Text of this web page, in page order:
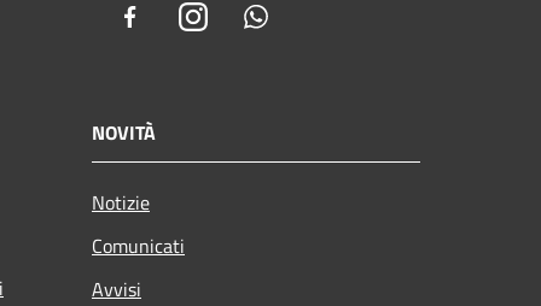
FacebookInstagram
NOVITÀ
Notizie
Comunicati
Avvisi